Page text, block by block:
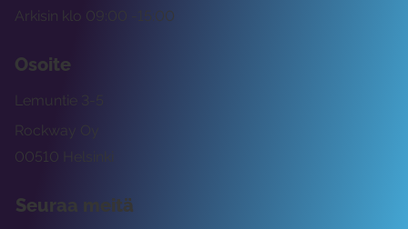
Arkisin klo 09:00 -15:00
Osoite
Rockway Oy
Lemuntie 3-5
00510 Helsinki
Seuraa meitä